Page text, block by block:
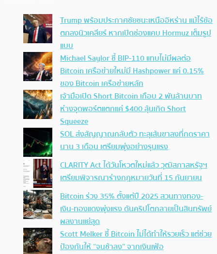
Trump พร้อมประกาศชัยชนะเหนืออิหร่าน แม้ไร้ข้อ
ตกลงนิวเคลียร์ หากเปิดช่องแคบ Hormuz เต็มรูป
แบบ
Michael Saylor ชี้ BIP-110 แทบไม่มีผลต่อ
Bitcoin เครือข่ายใหม่มี Hashpower แค่ 0.15%
ของ Bitcoin เครือข่ายหลัก
เจ้ามือเปิด Short Bitcoin เกือบ 2 พันล้านบาท
ห่างจุดพอร์ตแตกแค่ $400 ลุ้นเกิด Short
Squeeze
SOL ส่งสัญญาณกลับตัว ทะลุเส้นขาลงที่กดราคา
นาน 3 เดือน เตรียมพุ่งอย่างรุนแรง
CLARITY Act ได้วันโหวตใหม่แล้ว วุฒิสภาสหรัฐฯ
เตรียมพิจารณาร่างกฎหมายวันที่ 15 กันยายน
Bitcoin ร่วง 35% ตั้งแต่ปี 2025 สวนทางทอง-
เงิน-ทองแดงพุ่งแรง ดันคริปโตกลายเป็นสินทรัพย์
ผลงานแย่สุด
Scott Melker ชี้ Bitcoin ไม่ได้ทำให้รวยเร็ว แต่ช่วย
ป้องกันให้ “จนช้าลง” จากเงินเฟ้อ